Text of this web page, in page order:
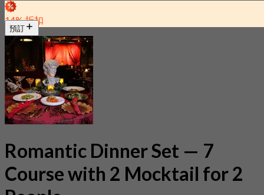
14% 折扣
預訂
Romantic Dinner Set — 7
Course with 2 Mocktail for 2